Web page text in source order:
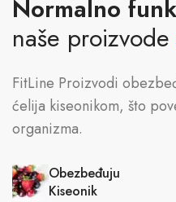
Normalno
naše proizvode
FitLine Proizvodi
ćelija kiseonikom, što
organizma.
Obezbeđuju
Kiseonik